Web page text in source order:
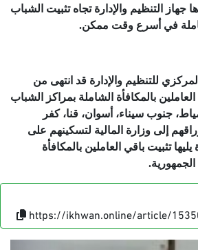
جهاز التنظيم والإدارة تجاه تثبيت الشباب
في أسرع وقت ممكن.
للتنظيم والإدارة قد انتهى من
بالمكافأة الشاملة بمراكز الشباب
جنوب سيناء، أسوان، قنا، كفر
إلى وزارة المالية لتسكينهم على
تثبيت باقي العاملين بالمكافأة
https://ikhwan.online/article/